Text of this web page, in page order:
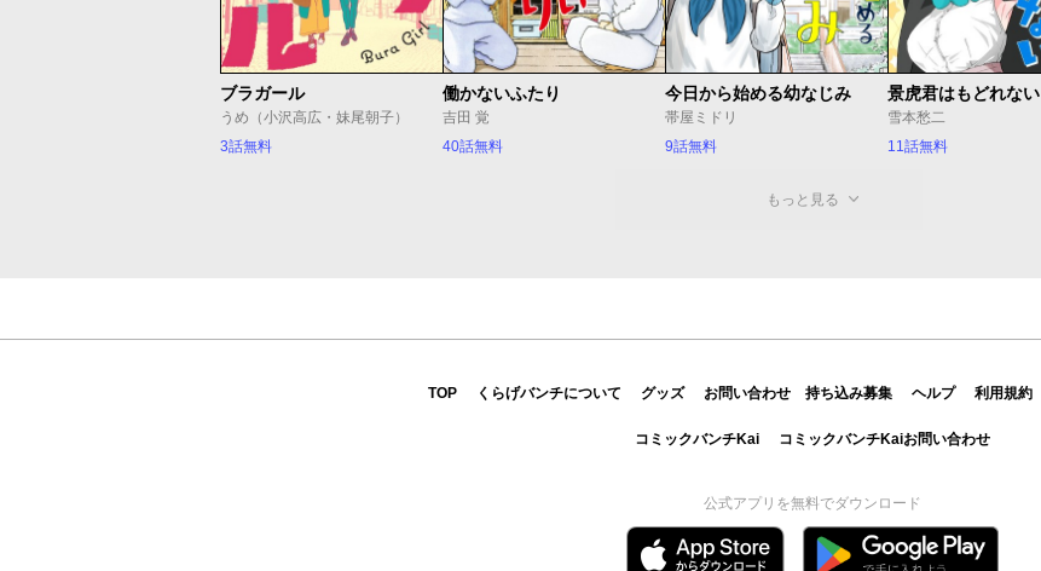
ブラガール
うめ（小沢高広・妹尾朝子）
3話無料
働かないふたり
吉田 覚
40話無料
今日から始める幼なじみ
帯屋ミドリ
9話無料
景虎君はもどれない
雪本愁二
11話無料
もっと見る
TOP くらげバンチについて グッズ お問い合わせ 持ち込み募集 ヘルプ 利用規約
コミックバンチKai コミックバンチKaiお問い合わせ
公式アプリを無料でダウンロード